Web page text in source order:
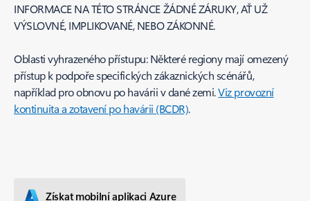
INFORMACE NA TÉTO STRÁNCE ŽÁDNÉ ZÁRUKY, AŤ UŽ
VÝSLOVNÉ, IMPLIKOVANÉ, NEBO ZÁKONNÉ.
Oblasti vyhrazeného přístupu: Některé regiony mají omezený
přístup k podpoře specifických zákaznických scénářů,
například pro obnovu po havárii v dané zemi.Viz provozní
kontinuita a zotavení po havárii (BCDR).
Získat mobilní aplikaci Azure